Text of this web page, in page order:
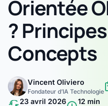
Orientée
?
Concepts
Vincent Oliviero
Fondateur d’IA Technologie
23 avril 2026 12 min